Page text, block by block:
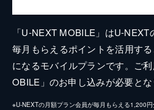
「U-NEXT MOBILE」はU-
毎月もらえるポイントを活用す
になるモバイルプランです。ご
OBILE」のお申し込みが必要とな
※U-NEXTの月額プラン会員が毎月もらえる1,200